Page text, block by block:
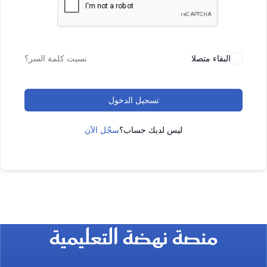
البقاء متصلا نسيت كلمة السر؟
تسجيل الدخول
ليس لديك حساب؟سجّل الآن
منصة نهضة التعليمية